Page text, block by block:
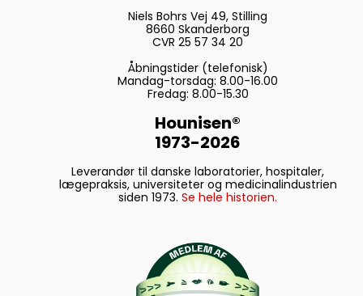
Niels Bohrs Vej 49, Stilling
8660 Skanderborg
CVR 25 57 34 20
Åbningstider (telefonisk)
Mandag-torsdag: 8.00-16.00
Fredag: 8.00-15.30
Hounisen®
1973-2026
Leverandør til danske laboratorier, hospitaler,
lægepraksis, universiteter og medicinalindustrien
siden 1973. Se hele historien.